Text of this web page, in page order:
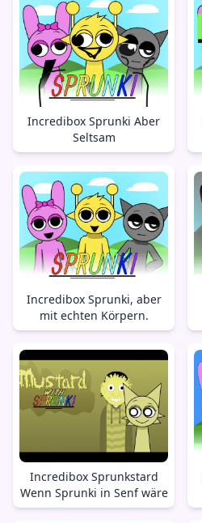
Incredibox Sprunki Aber
Seltsam
Incredibox Sprunki, aber
mit echten Körpern.
Incredibox Sprunkstard
Wenn Sprunki in Senf wäre